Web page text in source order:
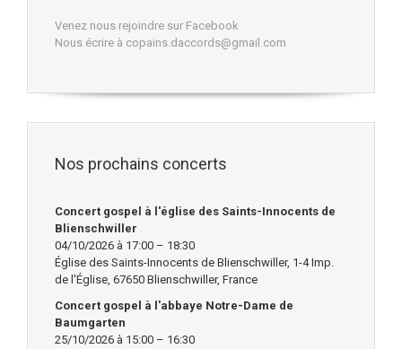
Venez nous rejoindre sur Facebook
Nous écrire à copains.daccords@gmail.com
Nos prochains concerts
Concert gospel à l'église des Saints-Innocents de
Blienschwiller
04/10/2026 à 17:00 – 18:30
Église des Saints-Innocents de Blienschwiller, 1-4 Imp.
de l'Église, 67650 Blienschwiller, France
Concert gospel à l'abbaye Notre-Dame de
Baumgarten
25/10/2026 à 15:00 – 16:30